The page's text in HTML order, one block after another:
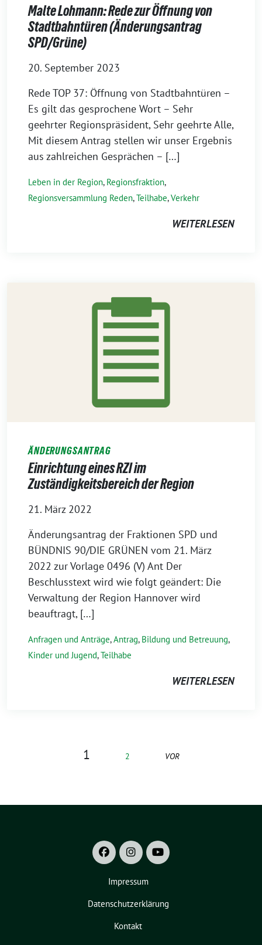
Malte Lohmann: Rede zur Öffnung von
Stadtbahntüren (Änderungsantrag
SPD/Grüne)
20. September 2023
Rede TOP 37: Öffnung von Stadtbahntüren –
Es gilt das gesprochene Wort – Sehr
geehrter Regionspräsident, Sehr geehrte Alle,
Mit diesem Antrag stellen wir unser Ergebnis
aus zahlreichen Gesprächen – […]
Leben in der Region, Regionsfraktion,
Regionsversammlung Reden,Teilhabe,Verkehr
WEITERLESEN
ÄNDERUNGSANTRAG
Einrichtung eines RZI im
Zuständigkeitsbereich der Region
21. März 2022
Änderungsantrag der Fraktionen SPD und
BÜNDNIS 90/DIE GRÜNEN vom 21. März
2022 zur Vorlage 0496 (V) Ant Der
Beschlusstext wird wie folgt geändert: Die
Verwaltung der Region Hannover wird
beauftragt, […]
Anfragen und Anträge,Antrag, Bildung und Betreuung,
Kinder und Jugend,Teilhabe
WEITERLESEN
1 2 VOR
Impressum
Datenschutzerklärung
Kontakt